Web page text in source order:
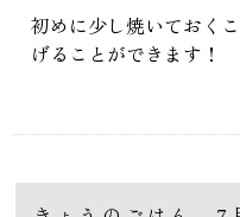
初めに少し焼いておく
げることができます！